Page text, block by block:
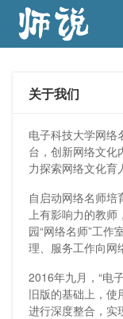
关于我们
电子科技大学网络
台，创新网络文化
力探索网络文化育
自启动网络名师
上有影响力的教师
园“网络名师”工作
理、服务工作向网
2016年九月，“电
旧版的基础上，使
进行深度整合，实